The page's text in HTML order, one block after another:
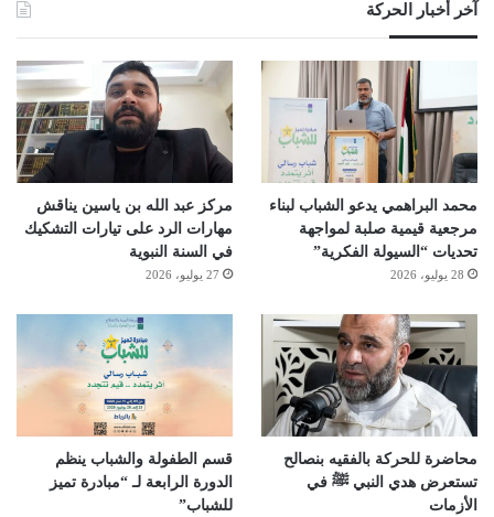
آخر أخبار الحركة
محمد البراهمي يدعو الشباب لبناء
مرجعية قيمية صلبة لمواجهة
تحديات “السيولة الفكرية”
28 يوليو، 2026
مركز عبد الله بن ياسين يناقش
مهارات الرد على تيارات التشكيك
في السنة النبوية
27 يوليو، 2026
محاضرة للحركة بالفقيه بنصالح
تستعرض هدي النبي ﷺ في
الأزمات
قسم الطفولة والشباب ينظم
الدورة الرابعة لـ “مبادرة تميز
للشباب”